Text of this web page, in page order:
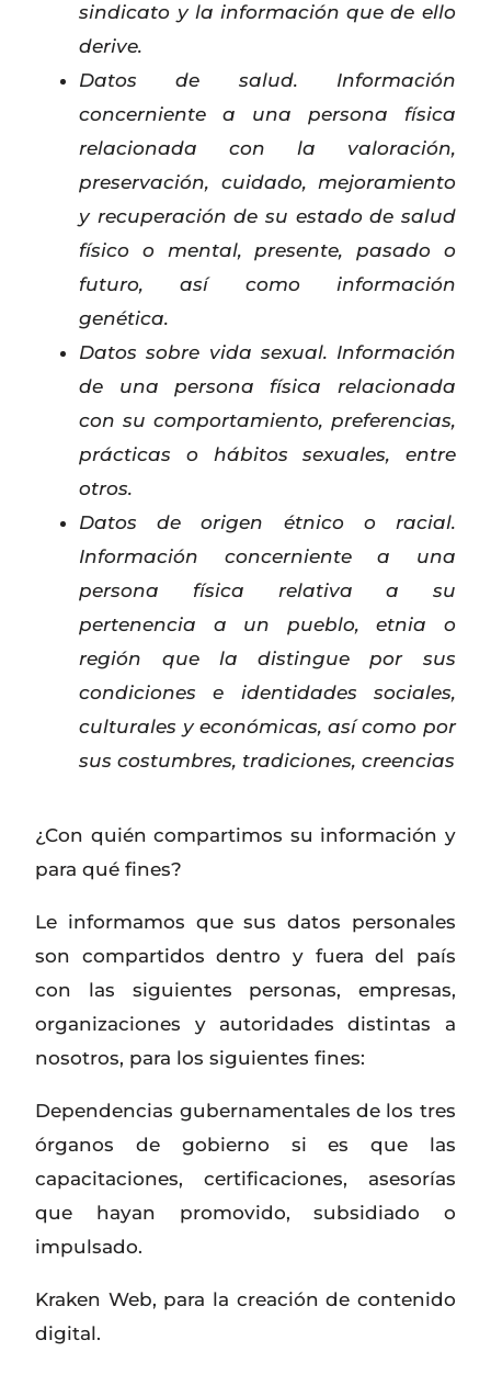
sindicato y la información que de ello
derive.
Datos de salud. Información
concerniente a una persona física
relacionada con la valoración,
preservación, cuidado, mejoramiento
y recuperación de su estado de salud
físico o mental, presente, pasado o
futuro, así como información
genética.
Datos sobre vida sexual. Información
de una persona física relacionada
con su comportamiento, preferencias,
prácticas o hábitos sexuales, entre
otros.
Datos de origen étnico o racial.
Información concerniente a una
persona física relativa a su
pertenencia a un pueblo, etnia o
región que la distingue por sus
condiciones e identidades sociales,
culturales y económicas, así como por
sus costumbres, tradiciones, creencias
¿Con quién compartimos su información y
para qué fines?
Le informamos que sus datos personales
son compartidos dentro y fuera del país
con las siguientes personas, empresas,
organizaciones y autoridades distintas a
nosotros, para los siguientes fines:
Dependencias gubernamentales de los tres
órganos de gobierno si es que las
capacitaciones, certificaciones, asesorías
que hayan promovido, subsidiado o
impulsado.
Kraken Web, para la creación de contenido
digital.